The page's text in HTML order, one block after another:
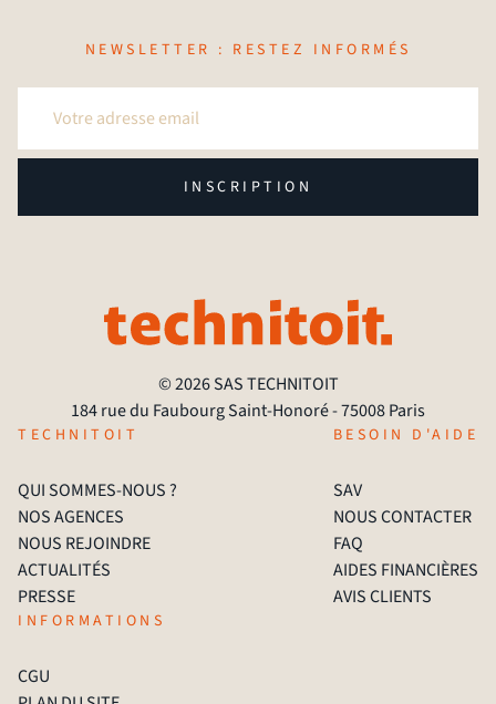
NEWSLETTER : RESTEZ INFORMÉS
INSCRIPTION
© 2026 SAS TECHNITOIT
184 rue du Faubourg Saint-Honoré - 75008 Paris
TECHNITOIT
QUI SOMMES-NOUS ?
NOS AGENCES
NOUS REJOINDRE
ACTUALITÉS
PRESSE
BESOIN D'AIDE
SAV
NOUS CONTACTER
FAQ
AIDES FINANCIÈRES
AVIS CLIENTS
INFORMATIONS
CGU